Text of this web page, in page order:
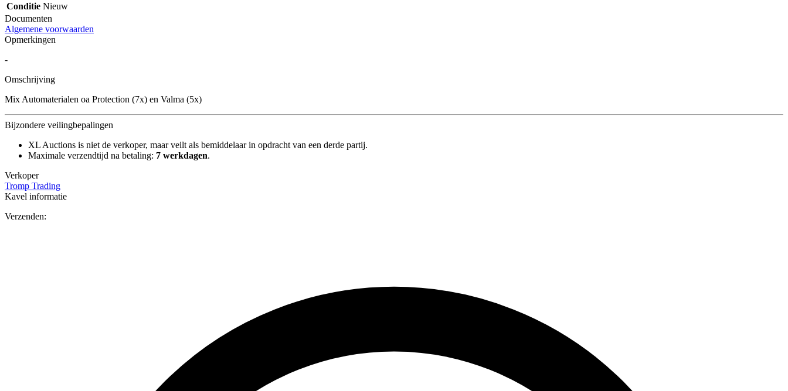
Conditie Nieuw
Documenten
Algemene voorwaarden
Opmerkingen
-
Omschrijving
Mix Automaterialen oa Protection (7x) en Valma (5x)
Bijzondere veilingbepalingen
XL Auctions is niet de verkoper, maar veilt als bemiddelaar in opdracht van een derde partij.
Maximale verzendtijd na betaling: 7 werkdagen.
Verkoper
Tromp Trading
Kavel informatie
Verzenden: